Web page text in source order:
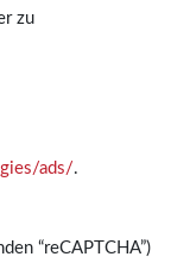
zu
ads/.
“reCAPTCHA”)